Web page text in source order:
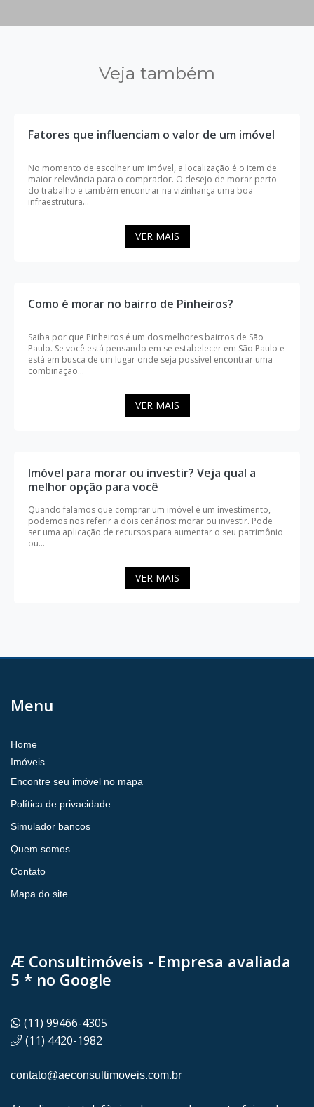
Veja também
Fatores que influenciam o valor de um imóvel
No momento de escolher um imóvel, a localização é o item de
maior relevância para o comprador. O desejo de morar perto
do trabalho e também encontrar na vizinhança uma boa
infraestrutura...
VER MAIS
Como é morar no bairro de Pinheiros?
Saiba por que Pinheiros é um dos melhores bairros de São
Paulo. Se você está pensando em se estabelecer em São Paulo e
está em busca de um lugar onde seja possível encontrar uma
combinação...
VER MAIS
Imóvel para morar ou investir? Veja qual a
melhor opção para você
Quando falamos que comprar um imóvel é um investimento,
podemos nos referir a dois cenários: morar ou investir. Pode
ser uma aplicação de recursos para aumentar o seu patrimônio
ou...
VER MAIS
Menu
Home
Imóveis
Encontre seu imóvel no mapa
Política de privacidade
Simulador bancos
Quem somos
Contato
Mapa do site
Æ Consultimóveis - Empresa avaliada
5 * no Google
(11) 99466-4305
(11) 4420-1982
contato@aeconsultimoveis.com.br